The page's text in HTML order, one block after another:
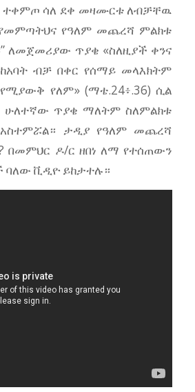
ተቀምጦ ሳለ ደቀ መዛሙርቱ ለብቻቸዉ
የዓለም መጨረሻ ምልክቱ
ለመጀመሪያው ጥያቄ «ስለዚያች ቀንና
ብቻ በቀር የሰማይ መላእክትም
የለም» (ማቴ.24፥.36) ሲል
ሁለተኛው ጥያቄ ማለትም ስለምልክቱ
ታዲያ የዓለም መጨረሻ
በመምህር ዶ/ር ዘበነ ለማ የተሰጠውን
ባለው ቪዲዮ ይከታተሉ።